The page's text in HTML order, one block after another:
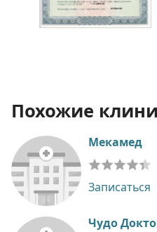
Похожие
Мекамед
Записаться
Чудо